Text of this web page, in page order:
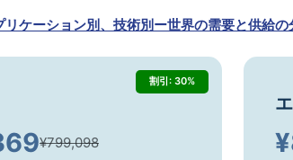
ーション別、技術別ー世界の需要と供給
割引: 30%
¥799,098 ¥